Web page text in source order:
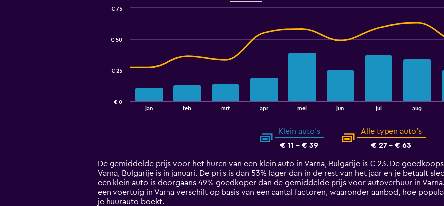
14
categories.
The
chart
has
jan feb mrt apr mei jun jul aug
€ 0
€ 25
€ 50
€ 75
End
Klein auto's
€ 11 - € 39
Alle typen auto's
€ 27 - € 63
De gemiddelde prijs voor het huren van een klein auto in Varna, Bulgarije is € 23. De
Varna, Bulgarije is in januari. De prijs is dan 53% lager dan in de rest van het jaar en je betaalt
een klein auto is doorgaans 49% goedkoper dan de gemiddelde prijs voor autoverhuur in
een voertuig in Varna verschilt op basis van een aantal factoren, waaronder aanbod, hoe
je huurauto boekt.